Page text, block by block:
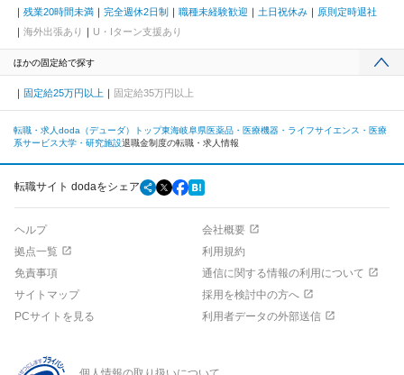
残業20時間未満
完全週休2日制 職種未経験歓迎 土日祝休み
原則定時退社
海外出張あり
U・Iターン支援あり
ほかの固定給で探す
固定給25万円以上 固定給35万円以上
転職・求人doda（デューダ）トップ東海岐阜県医薬品・医療機器・ライフサイエンス・医療
系サービス大学・研究施設退職金制度の転職・求人情報
転職サイト dodaをシェア
ヘルプ
会社概要
拠点一覧
利用規約
免責事項
通信に関する情報の利用について
サイトマップ
採用を検討中の方へ
PCサイトを見る
利用者データの外部送信